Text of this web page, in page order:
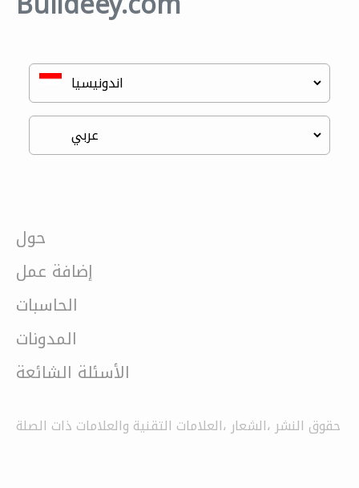
حول
إضافة عمل
الحاسبات
المدونات
الأسئلة الشائعة
حقوق النشر ،الشعار ،العلامات التقنية والعلامات ذات الصلة